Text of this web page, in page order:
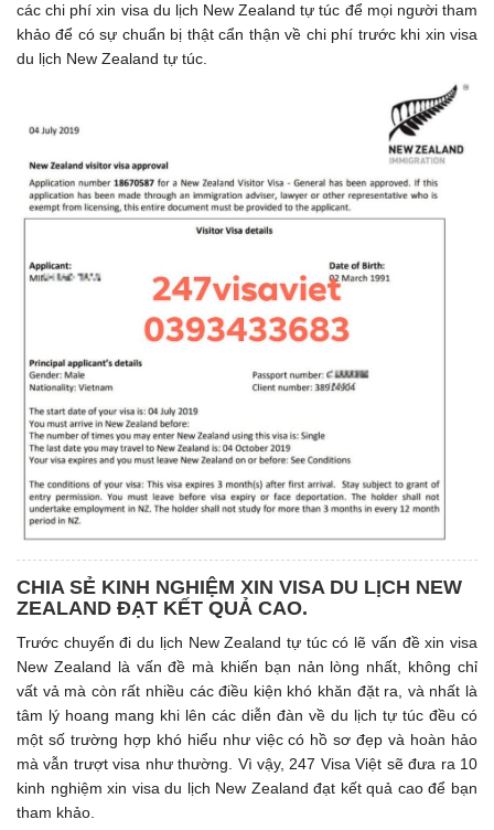
các chi phí xin visa du lịch New Zealand tự túc để mọi người tham
khảo để có sự chuẩn bị thật cẩn thận về chi phí trước khi xin visa
du lịch New Zealand tự túc.
CHIA SẺ KINH NGHIỆM XIN VISA DU LỊCH NEW
ZEALAND ĐẠT KẾT QUẢ CAO.
Trước chuyến đi du lịch New Zealand tự túc có lẽ vấn đề xin visa
New Zealand là vấn đề mà khiến bạn nản lòng nhất, không chỉ
vất vả mà còn rất nhiều các điều kiện khó khăn đặt ra, và nhất là
tâm lý hoang mang khi lên các diễn đàn về du lịch tự túc đều có
một số trường hợp khó hiểu như việc có hồ sơ đẹp và hoàn hảo
mà vẫn trượt visa như thường. Vì vậy, 247 Visa Việt sẽ đưa ra 10
kinh nghiệm xin visa du lịch New Zealand đạt kết quả cao để bạn
tham khảo.